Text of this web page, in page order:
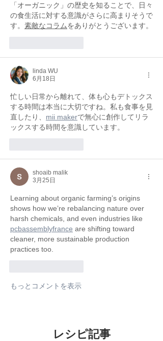
「オーガニック」の歴史を知ることで、日々
の食生活に対する意識がさらに高まりそうで
す。 素敵なコラムをありがとうございます。
linda WU
6月18日
忙しい日常から離れて、体も心もデトックス
する時間は本当に大切ですね。私も食事を見
直したり、 mii makerで無心に創作してリラ
ックスする時間を意識しています。
shoaib malik
3月25日
Learning about organic farming’s origins
shows how we’re rebalancing nature over
harsh chemicals, and even industries like
pcbassemblyfrance are shifting toward
cleaner, more sustainable production
practices too.
もっとコメントを表示
レシピ記事